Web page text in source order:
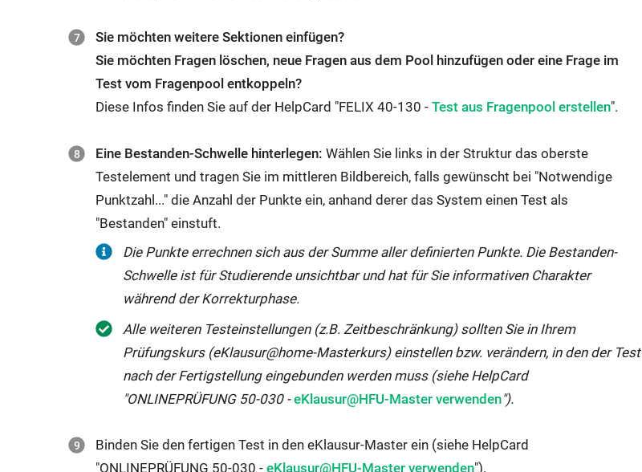
Sie möchten weitere Sektionen einfügen?
Sie möchten Fragen löschen, neue Fragen aus dem Pool hinzufügen oder eine Frage im
Test vom Fragenpool entkoppeln?
Diese Infos finden Sie auf der HelpCard "FELIX 40-130 -Interner
öffnet
sich
im
Fenster:
Test aus Fragenpool erstellen".
Eine Bestanden-Schwelle hinterlegen:Wählen Sie links in der Struktur das oberste
Testelement und tragen Sie im mittleren Bildbereich, falls gewünscht bei "Notwendige
Punktzahl..." die Anzahl der Punkte ein, anhand derer das System einen Test als
"Bestanden" einstuft.
Die Punkte errechnen sich aus der Summe aller definierten Punkte. Die Bestanden-
Schwelle ist für Studierende unsichtbar und hat für Sie informativen Charakter
während der Korrekturphase.
Alle weiteren Testeinstellungen (z.B. Zeitbeschränkung) sollten Sie in Ihrem
Prüfungskurs (eKlausur@home-Masterkurs) einstellen bzw. verändern, in den der Test
nach der Fertigstellung eingebunden werden muss (siehe HelpCard
"ONLINEPRÜFUNG 50-030 -Interner
öffnet
sich
eKlausur@HFU-Master verwenden").
Binden Sie den fertigen Test in den eKlausur-Master ein (siehe HelpCard
"ONLINEPRÜFUNG 50-030 -Interner
eKlausur@HFU-Master verwenden").